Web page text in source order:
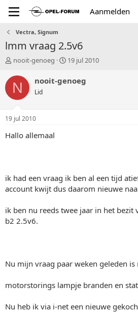
Aanmelden
Vectra, Signum
lmm vraag 2.5v6
T
p
t
a
r
nooit-genoeg
S
a
19 jul 2010
N nooit-genoeg
Lid
19 jul 2010
Hallo allemaal
ik had een vraag ik ben al een tijd
account kwijt dus daarom nieuwe
ik ben nu reeds twee jaar in het bezit
b2 2.5v6.
Nu mijn vraag paar weken geleden
motorstorings lampje branden en
Nu heb ik via i-net een nieuwe